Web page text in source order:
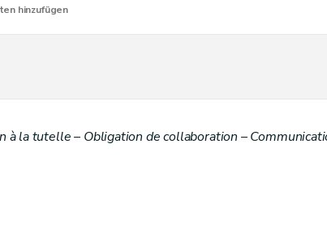
hinzufügen
à la tutelle – Obligation de collaboration –